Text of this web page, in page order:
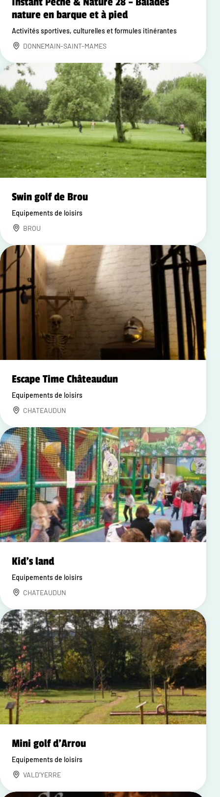
nature en barque et à pied
Activités sportives, culturelles et formules itinérantes
DONNEMAIN-SAINT-MAMES
Swin golf de Brou
Equipements de loisirs
BROU
Escape Time Châteaudun
Equipements de loisirs
CHATEAUDUN
Kid's land
Equipements de loisirs
CHATEAUDUN
Mini golf d'Arrou
Equipements de loisirs
VALD'YERRE